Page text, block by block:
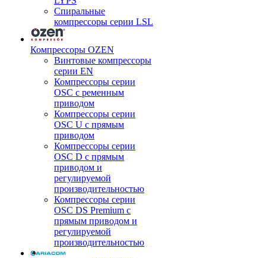
Спиральные
компрессоры серии LSL
Компрессоры OZEN
Винтовые компрессоры
серии EN
Компрессоры серии
OSC с ременным
приводом
Компрессоры серии
OSC U с прямым
приводом
Компрессоры серии
OSC D с прямым
приводом и
регулируемой
производительностью
Компрессоры серии
OSC DS Premium с
прямым приводом и
регулируемой
производительностью